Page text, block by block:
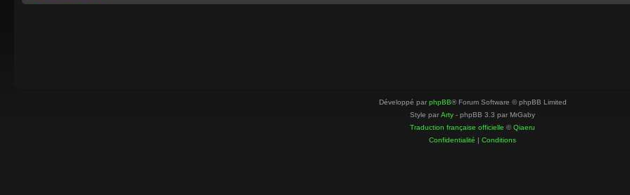
Développé par phpBB® Forum Software © phpBB Limited
Style par Arty - phpBB 3.3 par MrGaby
Traduction française officielle ©Qiaeru
Confidentialité | Conditions